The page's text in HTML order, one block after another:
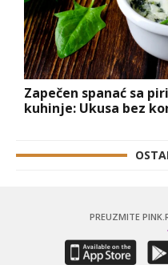
Zapečen spanać sa
kuhinje: Ukusa bez
PREUZMITE